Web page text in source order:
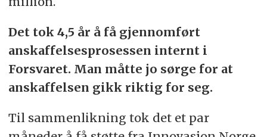
Det tok 4,5 år å få gjennomført
anskaffelsesprosessen internt i
Forsvaret. Man måtte jo sørge for at
anskaffelsen gikk riktig for seg.
Til sammenlikning tok det et par